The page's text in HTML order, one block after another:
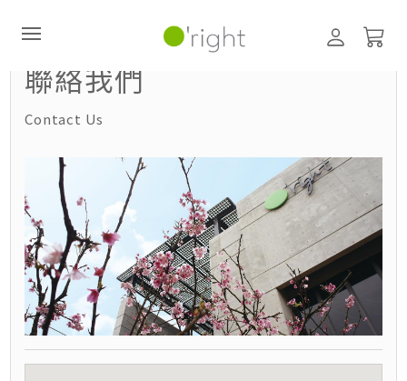
直購訂閱制
最新活動
零碳禮盒
經典咖啡因系列
髮絲養護
臉部保養
聯絡我們
Contact Us